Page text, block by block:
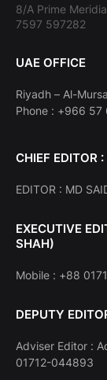
8/A Prime
7597 597282
UAE OFFICE
Riyadh – Al-
Phone : +966 57
CHIEF EDITOR
EDITOR : MD
EXECUTIVE
SHAH)
Mobile : +88
DEPUTY
Adviser Editor :
01712-044893